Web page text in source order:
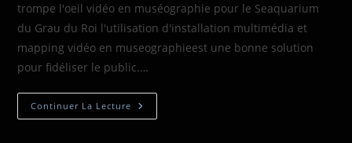
trompe l'oeil vidéo en muséographie pour le Seaquarium
du Grau du Roi l'utilisation d'installation multimédia et
mapping vidéo en museographieest une bonne solution
pour fidéliser le public.…
Continuer La Lecture